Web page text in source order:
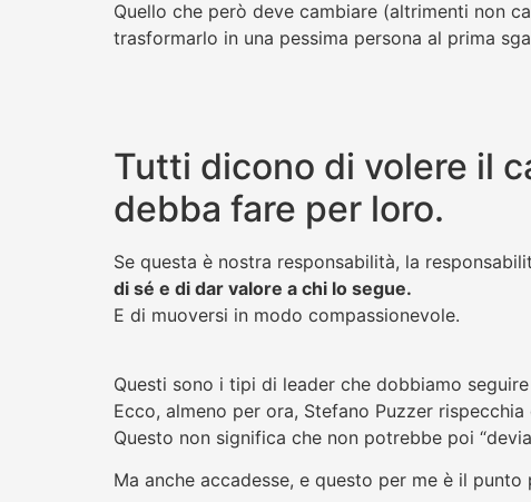
Quello che però deve cambiare (altrimenti non
trasformarlo in una pessima persona al prima
Tutti dicono di volere il
debba fare per loro.
Se questa è nostra responsabilità, la
di sé e di dar valore a chi lo segue.
E di muoversi in modo compassionevole.
Questi sono i tipi di leader che dobbiamo
Ecco, almeno per ora, Stefano Puzzer
Questo non significa che non potrebbe poi
Ma anche accadesse, e questo per me è il punto